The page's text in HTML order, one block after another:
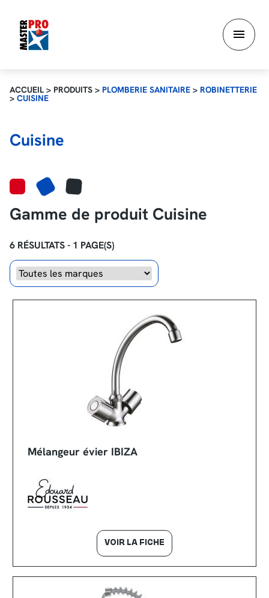
contenu
principal
ACCUEIL > PRODUITS > PLOMBERIE SANITAIRE > ROBINETTERIE
> CUISINE
Cuisine
Gamme de produit Cuisine
6 RÉSULTATS - 1 PAGE(S)
Marque
Mélangeur évier IBIZA
VOIR LA FICHE